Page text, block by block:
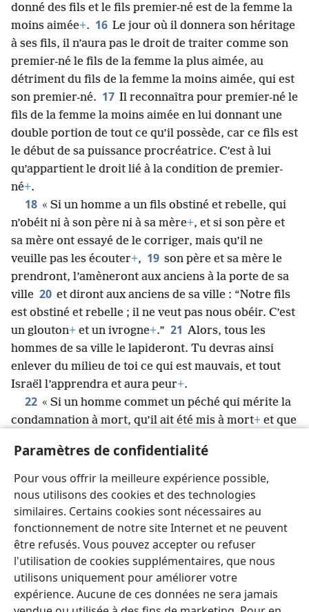
Paramètres de confidentialité
Pour vous offrir la meilleure expérience possible,
nous utilisons des cookies et des technologies
similaires. Certains cookies sont nécessaires au
fonctionnement de notre site Internet et ne peuvent
être refusés. Vous pouvez accepter ou refuser
l'utilisation de cookies supplémentaires, que nous
utilisons uniquement pour améliorer votre
expérience. Aucune de ces données ne sera jamais
donné des fils et le fils premier-né est de la femme la
moins aimée+. 16 Le jour où il donnera son héritage
à ses fils, il n’aura pas le droit de traiter comme son
premier-né le fils de la femme la plus aimée, au
détriment du fils de la femme la moins aimée, qui est
son premier-né. 17 Il reconnaîtra pour premier-né le
fils de la femme la moins aimée en lui donnant une
double portion de tout ce qu’il possède, car ce fils est
le début de sa puissance procréatrice. C’est à lui
qu’appartient le droit lié à la condition de premier-
né+.
18 « Si un homme a un fils obstiné et rebelle, qui
n’obéit ni à son père ni à sa mère+, et si son père et
sa mère ont essayé de le corriger, mais qu’il ne
veuille pas les écouter+, 19 son père et sa mère le
prendront, l’amèneront aux anciens à la porte de sa
ville 20 et diront aux anciens de sa ville : “Notre fils
est obstiné et rebelle ; il ne veut pas nous obéir. C’est
un glouton+ et un ivrogne+.” 21 Alors, tous les
hommes de sa ville le lapideront. Tu devras ainsi
enlever du milieu de toi ce qui est mauvais, et tout
Israël l’apprendra et aura peur+.
22 « Si un homme commet un péché qui mérite la
condamnation à mort, qu’il ait été mis à mort+ et que
passera pas la nuit sur le poteau+. Tu veilleras à
l’enterrer le jour même, car un cadavre pendu est
chose maudite par Dieu+. Tu ne profaneras pas le
pays que Jéhovah ton Dieu te donne en héritage
Français Partager Préférences
Copyright © 2026 Watch Tower Bible and Tract Society of Pennsylvania